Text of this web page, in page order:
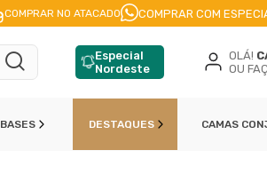
FRETE A JATOENVIO
COMPRAR NO ATACADO COMPRAR COM
Especial
Nordeste
OLÁ!
OU
BASES DESTAQUES CAMAS